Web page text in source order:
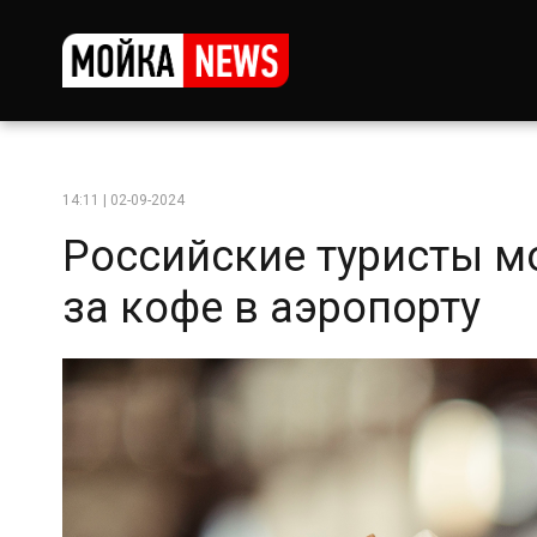
14:11 | 02-09-2024
Российские туристы
за кофе в аэропорту